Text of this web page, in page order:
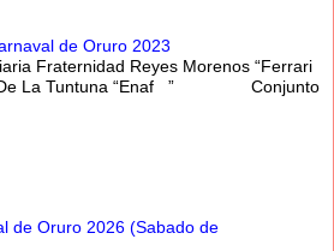
de Oruro 2023
Fraternidad Reyes Morenos “Ferrari
De La Tuntuna “Enaf ” Conjunto
de Oruro 2026 (Sabado de